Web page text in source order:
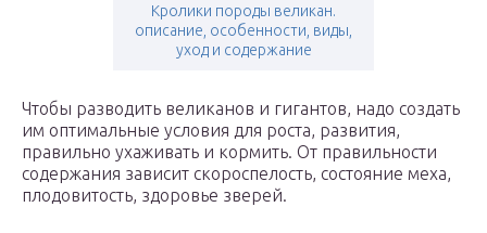
Кролики породы великан.
описание, особенности, виды,
уход и содержание
Чтобы разводить великанов и гигантов, надо создать
им оптимальные условия для роста, развития,
правильно ухаживать и кормить. От правильности
содержания зависит скороспелость, состояние меха,
плодовитость, здоровье зверей.